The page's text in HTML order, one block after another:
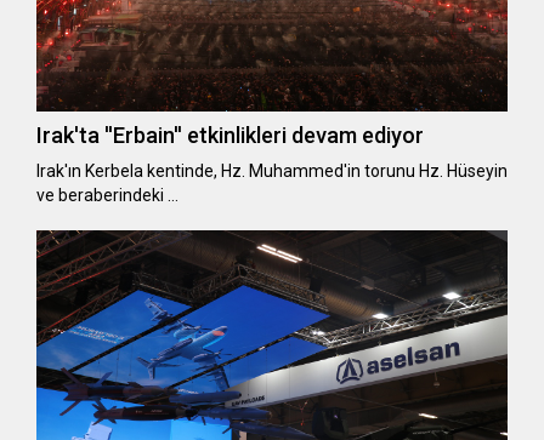
Irak'ta ''Erbain'' etkinlikleri devam ediyor
Irak'ın Kerbela kentinde, Hz. Muhammed'in torunu Hz. Hüseyin
ve beraberindeki …